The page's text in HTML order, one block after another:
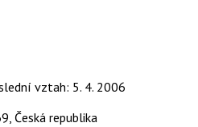
vztah: 5. 4. 2006
Česká republika